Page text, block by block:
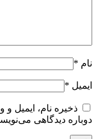
نام *
ایمیل *
ذخیره نام، ایمیل
دوباره دیدگاهی